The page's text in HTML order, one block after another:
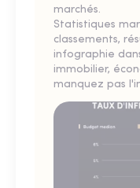
marchés.
Statistiques
classements,
infographie
immobilier,
manquez pas